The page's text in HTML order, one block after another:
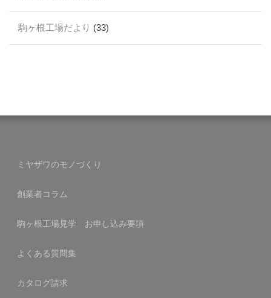
駒ヶ根工場だより (33)
ミヤザワのモノづくり
創業者コラム
駒ヶ根工場見学 お申し込み要項
よくある質問集
カタログ請求